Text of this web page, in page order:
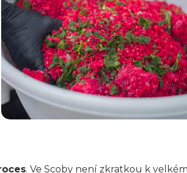
. Ve Scoby není zkratkou k